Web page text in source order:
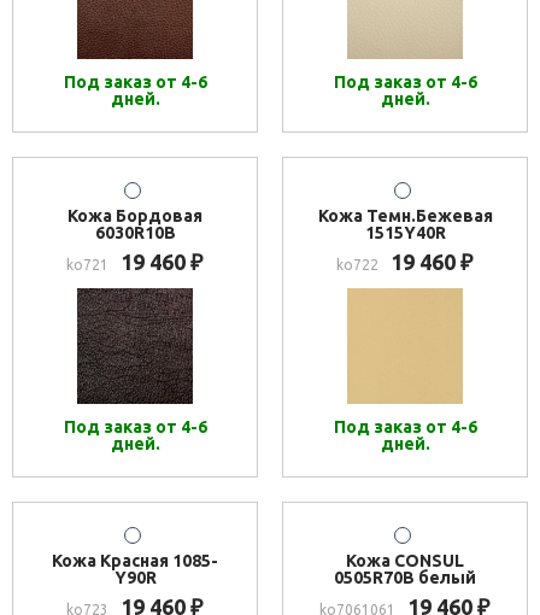
Под заказ от 4-6
дней.
Под заказ от 4-6
дней.
Кожа Бордовая
6030R10B
ko721 19 460 ₽
Под заказ от 4-6
дней.
Кожа Темн.Бежевая
1515Y40R
ko722 19 460 ₽
Под заказ от 4-6
дней.
Кожа Красная 1085-
Y90R
ko723 19 460 ₽
Кожа CONSUL
0505R70B белый
ko7061061 19 460 ₽